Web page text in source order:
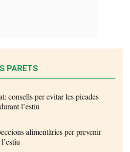
PARETS
consells per evitar les picades
l’estiu
alimentàries per prevenir